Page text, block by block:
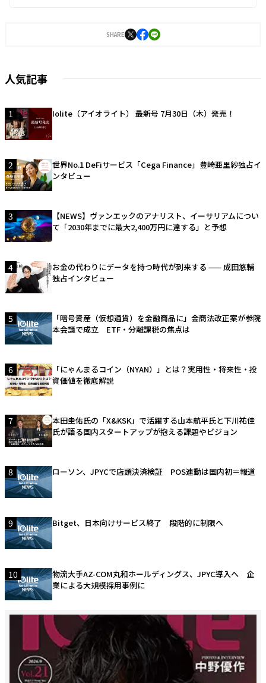
SHARE
人気記事
1 Iolite（アイオライト） 最新号 7月30日（木）発売！
2
世界No.1 DeFiサービス「Cega Finance」豊崎亜里紗独占イ
ンタビュー
3
【NEWS】ヴァンエックのアナリスト、イーサリアムについ
て「2030年までに最大2,400万円に達する」と予想
4
お金の代わりにデータを持つ時代が到来する —— 成田悠輔
独占インタビュー
5
「暗号資産（仮想通貨）を金融商品に」金商法改正案が参院
本会議で成立 ETF・分離課税の焦点は
6
「にゃんまるコイン（NYAN）」とは？実用性・将来性・投
資価値を徹底解説
7
本田圭佑氏の「X&KSK」で活躍する山本航平氏と下川祐佳
氏が語る国内スタートアップが抱える課題やビジョン
8 ローソン、JPYCで店頭決済検証 POS連動は国内初＝報道
9 Bitget、日本向けサービス終了 段階的に制限へ
10
物流大手AZ-COM丸和ホールディングス、JPYC導入へ 企
業による大規模採用事例に